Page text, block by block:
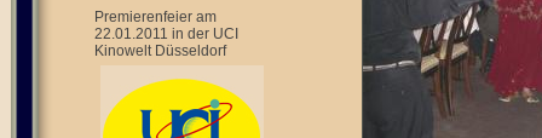
Premierenfeier am
22.01.2011 in der UCI
Kinowelt Düsseldorf